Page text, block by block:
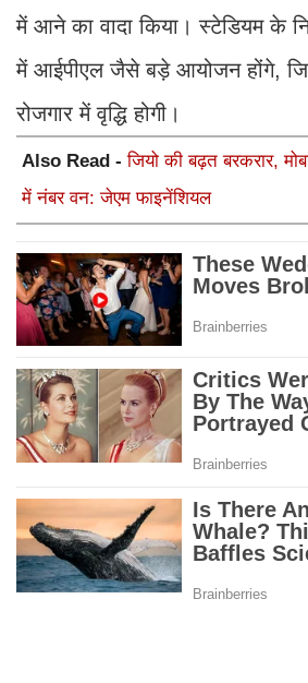
में आने का वादा किया। स्टेडियम के
में आईपीएल जैसे बड़े आयोजन होंगे,
रोजगार में वृद्धि होगी।
Also Read -जियो की बढ़त बरकरार,
में नंबर वन: जेएम फाइनेंशियल